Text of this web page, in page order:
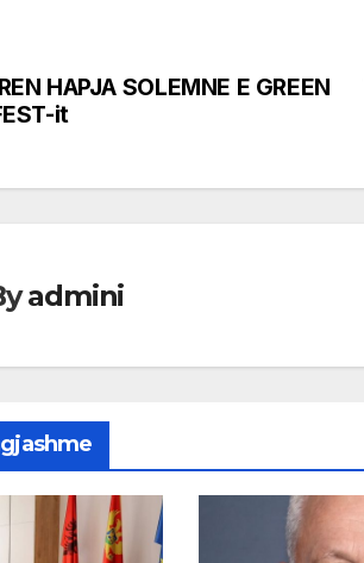
HAPJA SOLEMNE E GREEN
it
admini